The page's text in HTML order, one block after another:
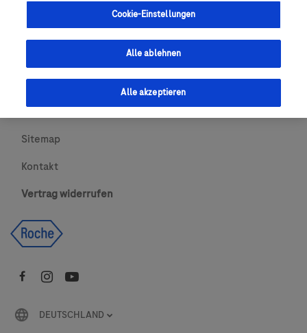
Cookie-Einstellungen
Urheberrecht
Newsletter abonnieren
Sitemap
Kontakt
Vertrag widerrufen
DEUTSCHLAND
Cookie-Einstellungen
Alle ablehnen
Alle akzeptieren